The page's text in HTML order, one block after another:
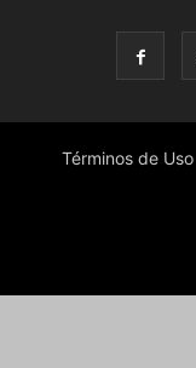
Términos de Uso